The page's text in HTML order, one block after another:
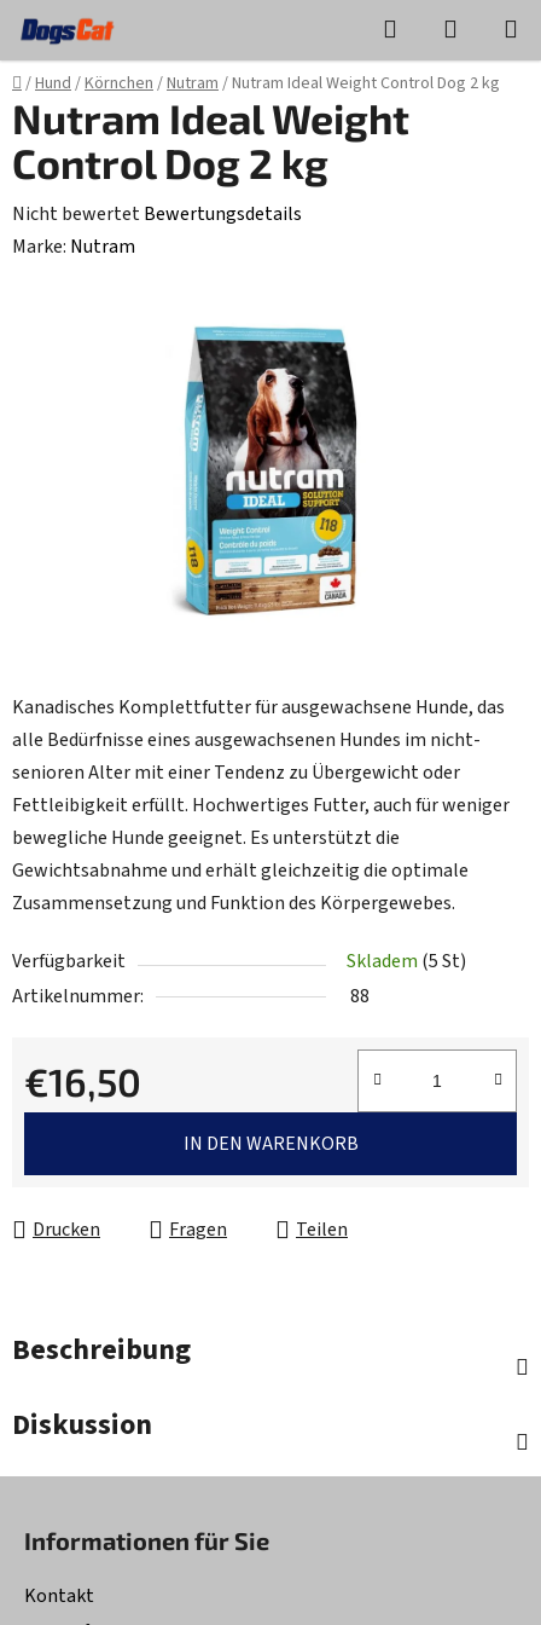
Zum
Inhalt
springen
Suchen
Startseite
/Hund/Körnchen/Nutram/Nutram Ideal Weight Control Dog 2 kg
Kanadisches Komplettfutter für ausgewachsene Hunde, das
alle Bedürfnisse eines ausgewachsenen Hundes im nicht-
senioren Alter mit einer Tendenz zu Übergewicht oder
Fettleibigkeit erfüllt. Hochwertiges Futter, auch für weniger
bewegliche Hunde geeignet. Es unterstützt die
Gewichtsabnahme und erhält gleichzeitig die optimale
Zusammensetzung und Funktion des Körpergewebes.
Verfügbarkeit Skladem (5 St)
Artikelnummer:
88
€16,50
Verkaufspreis:
IN DEN WARENKORB
Drucken Fragen Teilen
Nutram Ideal Weight
Control Dog 2 kg
Die
durchschnittliche
Nicht bewertetBewertungsdetails
Marke: Nutram
Beschreibung
Diskussion
Informationen für Sie
Kontakt